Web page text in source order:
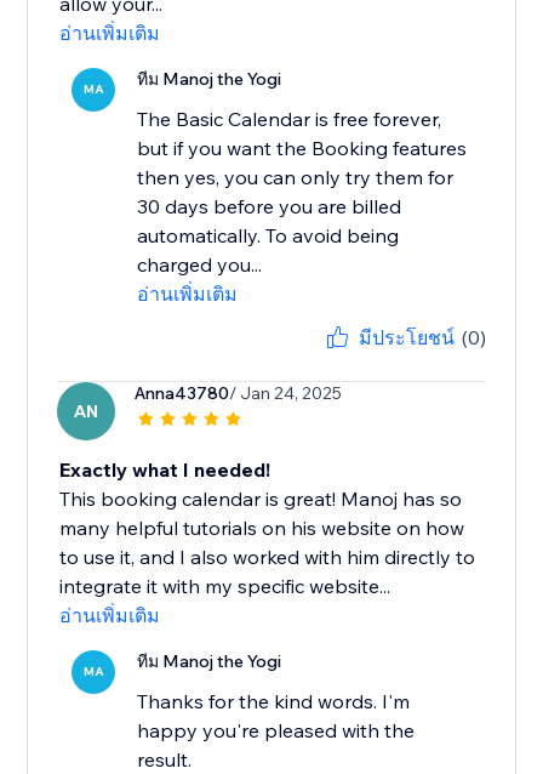
อ่านเพิ่มเติม
MA ทีม Manoj the Yogi
The Basic Calendar is free forever,
but if you want the Booking features
then yes, you can only try them for
30 days before you are billed
automatically. To avoid being
charged you...
อ่านเพิ่มเติม
มีประโยชน์ (0)
AN
Anna43780/ Jan 24, 2025
Exactly what I needed!
This booking calendar is great! Manoj has so
many helpful tutorials on his website on how
to use it, and I also worked with him directly to
integrate it with my specific website...
อ่านเพิ่มเติม
MA ทีม Manoj the Yogi
Thanks for the kind words. I'm
happy you're pleased with the
result.